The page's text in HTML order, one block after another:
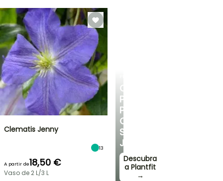
CONSELHOS
PERSONALIZADOS
PARA
O
SEU
JARDIM
Descubra
a Plantfit
→
Clematis Jenny
13
A partir de18,50 €
Vaso de 2 L/3 L